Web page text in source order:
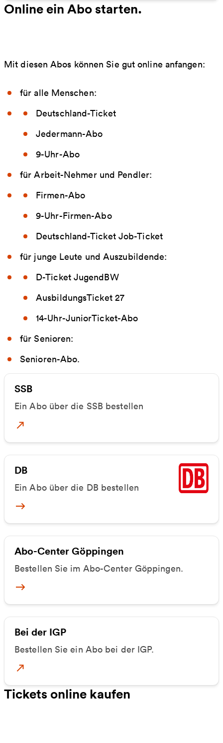
Online ein Abo starten.
Mit diesen Abos können Sie gut online anfangen:
für alle Menschen:
Deutschland-Ticket
Jedermann-Abo
9-Uhr-Abo
für Arbeit-Nehmer und Pendler:
Firmen-Abo
9-Uhr-Firmen-Abo
Deutschland-Ticket Job-Ticket
für junge Leute und Auszubildende:
D-Ticket JugendBW
AusbildungsTicket 27
14-Uhr-JuniorTicket-Abo
für Senioren:
Senioren-Abo.
SSB
Ein Abo über die SSB bestellen
Abo über die SSB
DB
Ein Abo über die DB bestellen
Abo über die DB
Abo-Center Göppingen
Bestellen Sie im Abo-Center Göppingen.
Abo-Center Göppingen
Bei der IGP
Bestellen Sie ein Abo bei der IGP.
Abo-Center Göppingen
Tickets online kaufen